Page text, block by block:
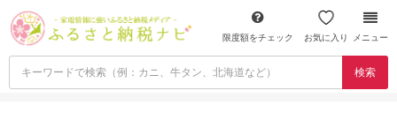
限度額をチェック お気に入り メニュー
検索